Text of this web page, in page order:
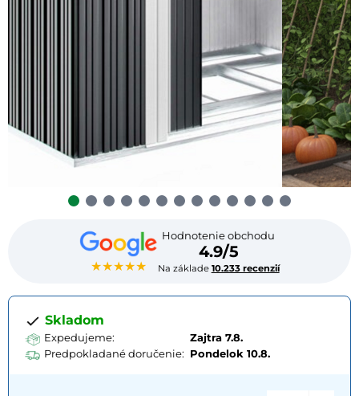
★★★★★
Hodnotenie obchodu
4.9/5
Na základe 10.233 recenzií
Skladom
Expedujeme:
Zajtra 7.8.
Predpokladané doručenie: Pondelok 10.8.